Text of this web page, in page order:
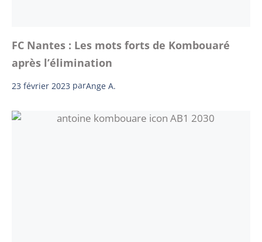
FC Nantes : Les mots forts de Kombouaré
après l’élimination
23 février 2023 parAnge A.